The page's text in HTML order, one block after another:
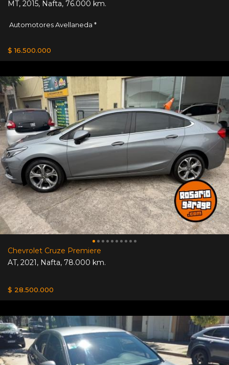
MT, 2015, Nafta, 76.000 km.
Automotores Avellaneda *
$ 16.500.000
Chevrolet Cruze Premiere
AT, 2021, Nafta, 78.000 km.
$ 28.500.000